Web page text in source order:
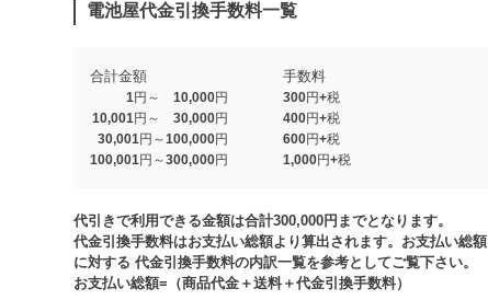
電池屋代金引換手数料一覧
合計金額 手数料
1円～ 10,000円
300円+税
10,001円～ 30,000円
400円+税
30,001円～100,000円
600円+税
100,001円～300,000円
1,000円+税​
代引きで利用できる金額は合計300,000円までとなります。
代金引換手数料はお支払い総額より算出されます。お支払い総額
に対する 代金引換手数料の内訳一覧を参考としてご覧下さい。​
お支払い総額=（商品代金＋送料＋代金引換手数料）​